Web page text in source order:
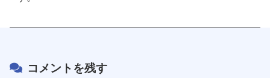
コメントを残す